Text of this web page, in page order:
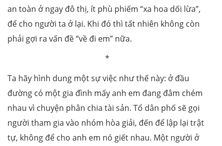
an toàn ở ngay đô thị, ít phù phiếm “xa hoa dối lừa”,
để cho người ta ở lại. Khi đó thì tất nhiên không còn
phải gợi ra vấn đề “về đi em” nữa.
*
Ta hãy hình dung một sự việc như thế này: ở đầu
đường có một gia đình mấy anh em đang đâm chém
nhau vì chuyện phân chia tài sản. Tổ dân phố sẽ gọi
người tham gia vào nhóm hòa giải, đến để lập lại trật
tự, không để cho anh em nó giết nhau. Một người ở